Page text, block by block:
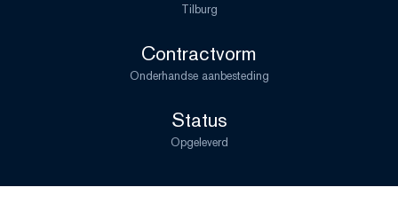
Tilburg
Contractvorm
Onderhandse aanbesteding
Status
Opgeleverd